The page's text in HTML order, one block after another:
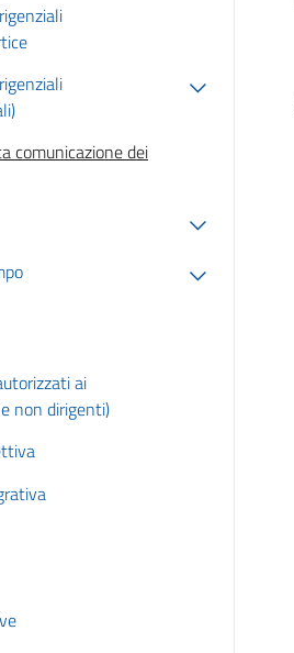
comunicazione dei
ai
non dirigenti)